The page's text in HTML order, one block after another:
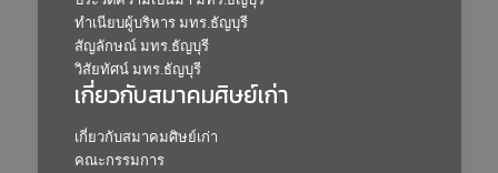
ทำเนียบผู้บริหาร มทร.ธัญบุรี
สัญลักษณ์ มทร.ธัญบุรี
วิสัยทัศน์ มทร.ธัญบุรี
เกี่ยวกับสมาคมศิษย์เก่า
เกี่ยวกับสมาคมศิษย์เก่า
คณะกรรมการ